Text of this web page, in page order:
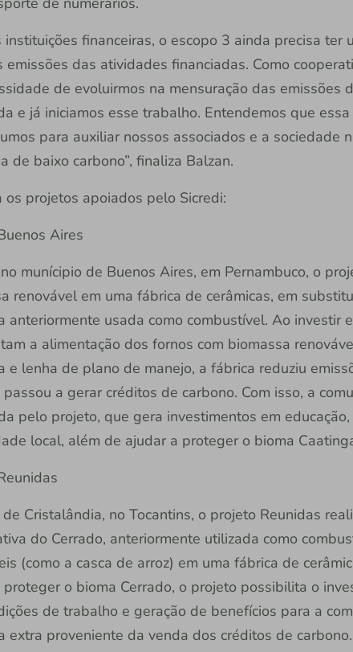
instituições financeiras, o escopo 3 ainda precisa ter
emissões das atividades financiadas. Como
de evoluirmos na mensuração das emissões
e já iniciamos esse trabalho. Entendemos que
para auxiliar nossos associados e a sociedade
de baixo carbono”, finaliza Balzan.
os projetos apoiados pelo Sicredi:
Aires
munícipio de Buenos Aires, em Pernambuco, o
renovável em uma fábrica de cerâmicas, em
anteriormente usada como combustível. Ao investir
a alimentação dos fornos com biomassa
e lenha de plano de manejo, a fábrica reduziu
a gerar créditos de carbono. Com isso, a
pelo projeto, que gera investimentos em
local, além de ajudar a proteger o bioma
Cristalândia, no Tocantins, o projeto Reunidas
do Cerrado, anteriormente utilizada como
(como a casca de arroz) em uma fábrica de
proteger o bioma Cerrado, o projeto possibilita o
de trabalho e geração de benefícios para a
extra proveniente da venda dos créditos de carbono.